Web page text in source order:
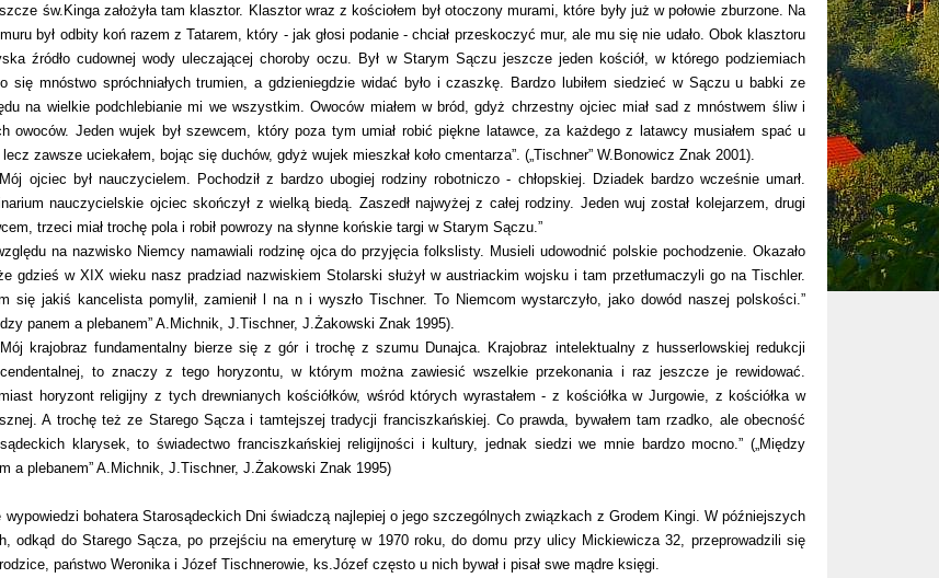
św.Kinga założyła tam klasztor. Klasztor wraz z kościołem był otoczony murami, które były już w połowie zburzone. Na
był odbity koń razem z Tatarem, który - jak głosi podanie - chciał przeskoczyć mur, ale mu się nie udało. Obok klasztoru
źródło cudownej wody uleczającej choroby oczu. Był w Starym Sączu jeszcze jeden kościół, w którego podziemiach
się mnóstwo spróchniałych trumien, a gdzieniegdzie widać było i czaszkę. Bardzo lubiłem siedzieć w Sączu u babki ze
na wielkie podchlebianie mi we wszystkim. Owoców miałem w bród, gdyż chrzestny ojciec miał sad z mnóstwem śliw i
owoców. Jeden wujek był szewcem, który poza tym umiał robić piękne latawce, za każdego z latawcy musiałem spać u
zawsze uciekałem, bojąc się duchów, gdyż wujek mieszkał koło cmentarza”. („Tischner” W.Bonowicz Znak 2001).
ojciec był nauczycielem. Pochodził z bardzo ubogiej rodziny robotniczo - chłopskiej. Dziadek bardzo wcześnie umarł.
nauczycielskie ojciec skończył z wielką biedą. Zaszedł najwyżej z całej rodziny. Jeden wuj został kolejarzem, drugi
trzeci miał trochę pola i robił powrozy na słynne końskie targi w Starym Sączu.”
na nazwisko Niemcy namawiali rodzinę ojca do przyjęcia folkslisty. Musieli udowodnić polskie pochodzenie. Okazało
gdzieś w XIX wieku nasz pradziad nazwiskiem Stolarski służył w austriackim wojsku i tam przetłumaczyli go na Tischler.
się jakiś kancelista pomylił, zamienił l na n i wyszło Tischner. To Niemcom wystarczyło, jako dowód naszej polskości.”
panem a plebanem” A.Michnik, J.Tischner, J.Żakowski Znak 1995).
krajobraz fundamentalny bierze się z gór i trochę z szumu Dunajca. Krajobraz intelektualny z husserlowskiej redukcji
to znaczy z tego horyzontu, w którym można zawiesić wszelkie przekonania i raz jeszcze je rewidować.
horyzont religijny z tych drewnianych kościółków, wśród których wyrastałem - z kościółka w Jurgowie, z kościółka w
A trochę też ze Starego Sącza i tamtejszej tradycji franciszkańskiej. Co prawda, bywałem tam rzadko, ale obecność
klarysek, to świadectwo franciszkańskiej religijności i kultury, jednak siedzi we mnie bardzo mocno.” („Między
a plebanem” A.Michnik, J.Tischner, J.Żakowski Znak 1995)
bohatera Starosądeckich Dni świadczą najlepiej o jego szczególnych związkach z Grodem Kingi. W późniejszych
odkąd do Starego Sącza, po przejściu na emeryturę w 1970 roku, do domu przy ulicy Mickiewicza 32, przeprowadzili się
państwo Weronika i Józef Tischnerowie, ks.Józef często u nich bywał i pisał swe mądre księgi.